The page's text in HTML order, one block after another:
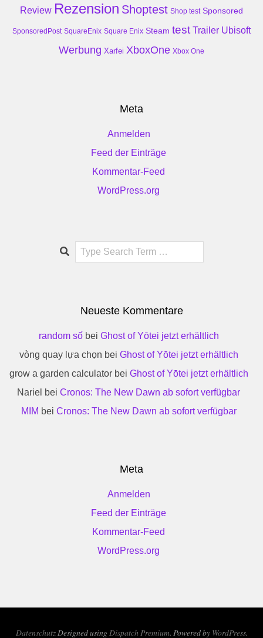
Review Rezension Shoptest Shop test Sponsored
SponsoredPost SquareEnix Square Enix Steam test Trailer Ubisoft
Werbung Xarfei XboxOne Xbox One
Meta
Anmelden
Feed der Einträge
Kommentar-Feed
WordPress.org
Search
Neueste Kommentare
random sốbei Ghost of Yōtei jetzt erhältlich
vòng quay lựa chọn bei Ghost of Yōtei jetzt erhältlich
grow a garden calculatorbei Ghost of Yōtei jetzt erhältlich
Nariel bei Cronos: The New Dawn ab sofort verfügbar
MIM bei Cronos: The New Dawn ab sofort verfügbar
Meta
Anmelden
Feed der Einträge
Kommentar-Feed
WordPress.org
DatenschutzDesigned usingDispatch Premium. Powered by WordPress.